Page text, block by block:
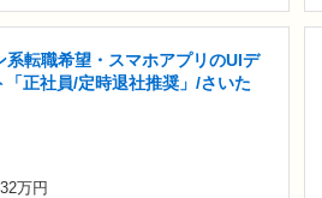
系転職希望・スマホアプリのUIデ
正社員/定時退社推奨」/さいた
万円